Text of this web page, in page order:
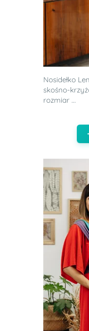
Nosidełko
skośno-
rozmiar ...